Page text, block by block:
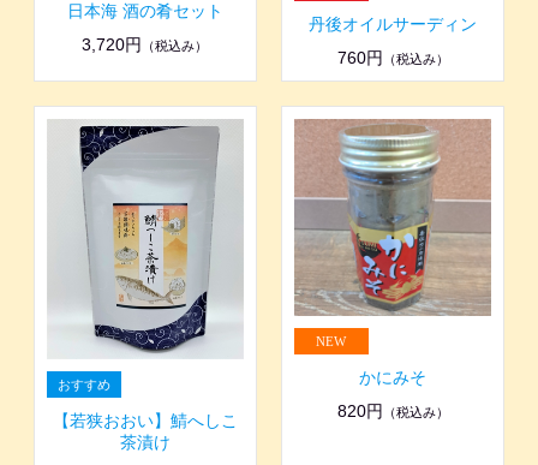
日本海 酒の肴セット
3,720円
（税込み）
丹後オイルサーディン
760円
（税込み）
【若狭おおい】鯖へしこ
茶漬け
かにみそ
820円
（税込み）